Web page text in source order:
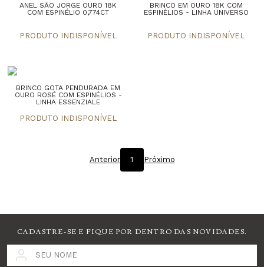
ANEL SÃO JORGE OURO 18K
COM ESPINÉLIO 0,774CT
BRINCO EM OURO 18K COM
ESPINÉLIOS - LINHA UNIVERSO
BRINCO GOTA PENDURADA EM
OURO ROSÉ COM ESPINÉLIOS -
LINHA ESSENZIALE
Anterior 1 Próximo
CADASTRE-SE E FIQUE POR DENTRO DAS NOVIDADES.
SEU NOME